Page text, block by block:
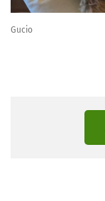
Gucio